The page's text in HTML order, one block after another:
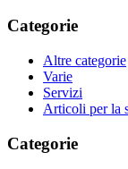
Categorie
Altre categorie
Varie
Servizi
Articoli per la
Categorie